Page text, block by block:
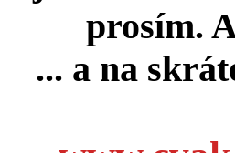
prosím.
... a na